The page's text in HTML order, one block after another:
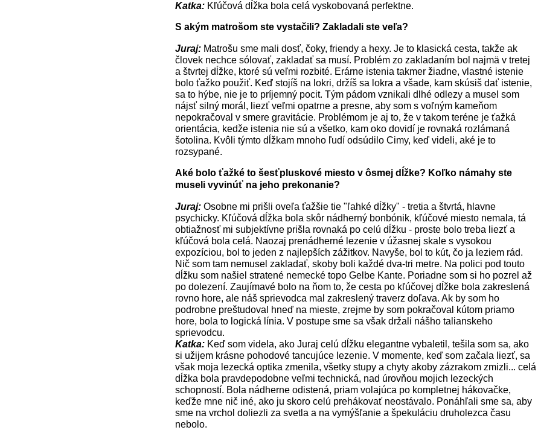
Katka:Kľúčová dĺžka bola celá vyskobovaná perfektne.
S akým matrošom ste vystačili? Zakladali ste veľa?
Juraj:Matrošu sme mali dosť, čoky, friendy a hexy. Je to klasická cesta, takže ak
človek nechce sólovať, zakladať sa musí. Problém zo zakladaním bol najmä v tretej
a štvrtej dĺžke, ktoré sú veľmi rozbité. Erárne istenia takmer žiadne, vlastné istenie
bolo ťažko použiť. Keď stojíš na lokri, držíš sa lokra a všade, kam skúsiš dať istenie,
sa to hýbe, nie je to príjemný pocit. Tým pádom vznikali dlhé odlezy a musel som
nájsť silný morál, liezť veľmi opatrne a presne, aby som s voľným kameňom
nepokračoval v smere gravitácie. Problémom je aj to, že v takom teréne je ťažká
orientácia, kedže istenia nie sú a všetko, kam oko dovidí je rovnaká rozlámaná
šotolina. Kvôli týmto dĺžkam mnoho ľudí odsúdilo Cimy, keď videli, aké je to
rozsypané.
Aké bolo ťažké to šesťpluskové miesto v ôsmej dĺžke? Koľko námahy ste
museli vyvinúť na jeho prekonanie?
Juraj:Osobne mi prišli oveľa ťažšie tie "ľahké dĺžky" - tretia a štvrtá, hlavne
psychicky. Kľúčová dĺžka bola skôr nádherný bonbónik, kľúčové miesto nemala, tá
obtiažnosť mi subjektívne prišla rovnaká po celú dĺžku - proste bolo treba liezť a
kľúčová bola celá. Naozaj prenádherné lezenie v úžasnej skale s vysokou
expozíciou, bol to jeden z najlepších zážitkov. Navyše, bol to kút, čo ja leziem rád.
Nič som tam nemusel zakladať, skoby boli každé dva-tri metre. Na polici pod touto
dĺžku som našiel stratené nemecké topo Gelbe Kante. Poriadne som si ho pozrel až
po dolezení. Zaujímavé bolo na ňom to, že cesta po kľúčovej dĺžke bola zakreslená
rovno hore, ale náš sprievodca mal zakreslený traverz doľava. Ak by som ho
podrobne preštudoval hneď na mieste, zrejme by som pokračoval kútom priamo
hore, bola to logická línia. V postupe sme sa však držali nášho talianskeho
sprievodcu.
Katka:Keď som videla, ako Juraj celú dĺžku elegantne vybaletil, tešila som sa, ako
si užijem krásne pohodové tancujúce lezenie. V momente, keď som začala liezť, sa
však moja lezecká optika zmenila, všetky stupy a chyty akoby zázrakom zmizli... celá
dĺžka bola pravdepodobne veľmi technická, nad úrovňou mojich lezeckých
schopností. Bola nádherne odistená, priam volajúca po kompletnej hákovačke,
keďže mne nič iné, ako ju skoro celú prehákovať neostávalo. Ponáhľali sme sa, aby
sme na vrchol doliezli za svetla a na vymýšľanie a špekuláciu druholezca času
nebolo.